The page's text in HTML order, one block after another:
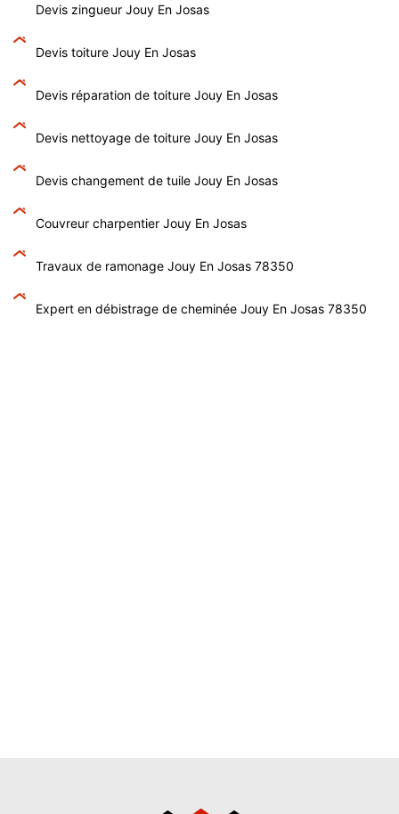
Devis zingueur Jouy En Josas
Devis toiture Jouy En Josas
Devis réparation de toiture Jouy En Josas
Devis nettoyage de toiture Jouy En Josas
Devis changement de tuile Jouy En Josas
Couvreur charpentier Jouy En Josas
Travaux de ramonage Jouy En Josas 78350
Expert en débistrage de cheminée Jouy En Josas 78350